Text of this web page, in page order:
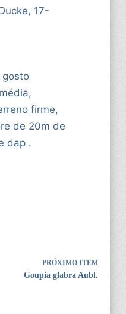
17-
gosto
firme,
de 20m de
dap .
PRÓXIMO ITEM
Goupia glabra Aubl.